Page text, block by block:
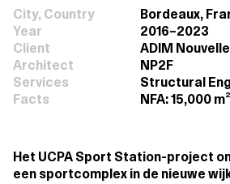
City, Country
Bordeaux,
Year
2016–2023
Client
ADIM
Architect
NP2F
Services
Structural
Facts
NFA: 15,000 m²
Het UCPA Sport Station-project
een sportcomplex in de nieuwe